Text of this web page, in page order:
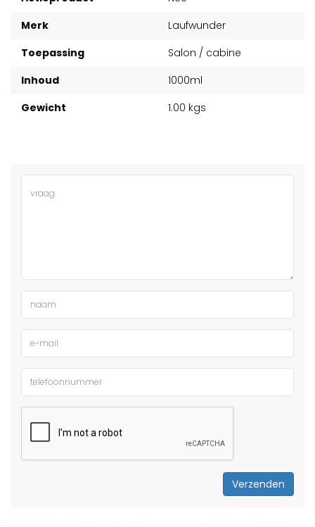
Merk
Laufwunder
Toepassing
Salon / cabine
Inhoud
1000ml
Gewicht
1.00 kgs
Verzenden